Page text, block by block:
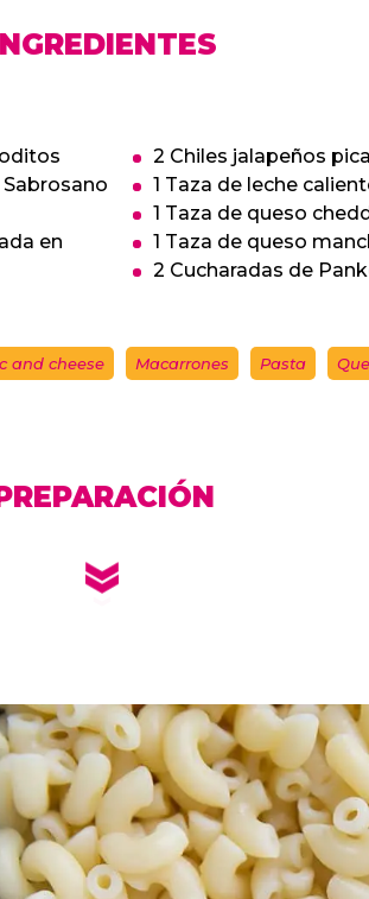
en
2 Chiles jalapeños
1 Taza de leche
1 Taza de queso
1 Taza de queso
2 Cucharadas de
and cheese Macarrones Pasta